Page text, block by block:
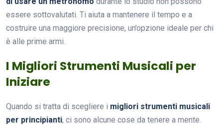
essere sottovalutati. Ti aiuta a mantenere il tempo e a
costruire una maggiore precisione, un’opzione ideale per chi
è alle prime armi.
I Migliori Strumenti Musicali per
Iniziare
Quando si tratta di scegliere i migliori strumenti musicali
per principianti, ci sono alcune cose da tenere a mente.